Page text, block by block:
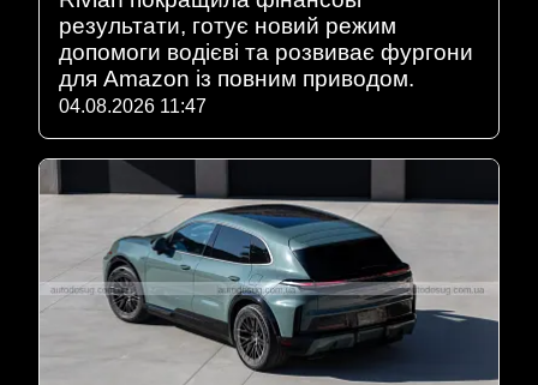
результати, готує новий режим
допомоги водієві та розвиває фургони
для Amazon із повним приводом.
04.08.2026 11:47